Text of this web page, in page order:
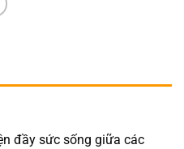
đầy sức sống giữa các